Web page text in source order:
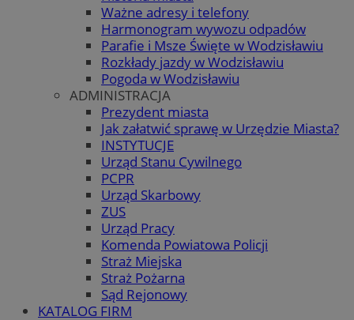
Ważne adresy i telefony
Harmonogram wywozu odpadów
Parafie i Msze Święte w Wodzisławiu
Rozkłady jazdy w Wodzisławiu
Pogoda w Wodzisławiu
ADMINISTRACJA
Prezydent miasta
Jak załatwić sprawę w Urzędzie Miasta?
INSTYTUCJE
Urząd Stanu Cywilnego
PCPR
Urząd Skarbowy
ZUS
Urząd Pracy
Komenda Powiatowa Policji
Straż Miejska
Straż Pożarna
Sąd Rejonowy
KATALOG FIRM